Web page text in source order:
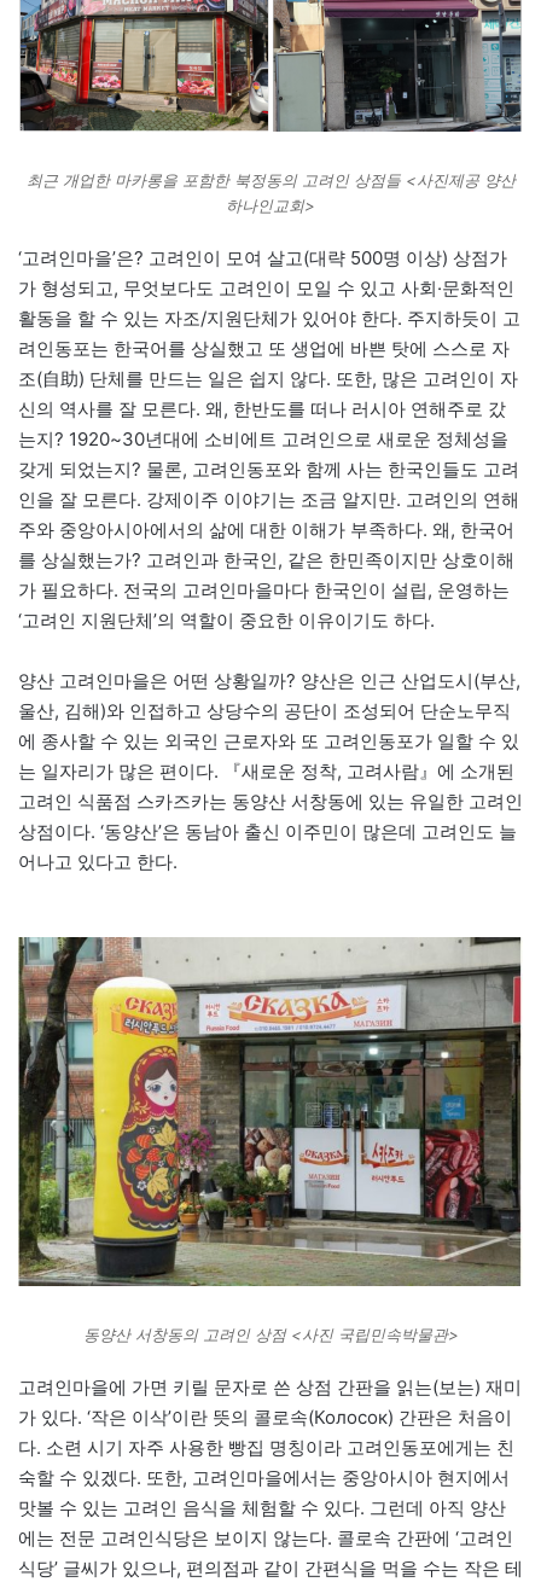
최근 개업한 마카롱을 포함한 북정동의 고려인 상점들 <사진제공 양산
하나인교회>
‘고려인마을’은? 고려인이 모여 살고(대략 500명 이상) 상점가
가 형성되고, 무엇보다도 고려인이 모일 수 있고 사회·문화적인
활동을 할 수 있는 자조/지원단체가 있어야 한다. 주지하듯이 고
려인동포는 한국어를 상실했고 또 생업에 바쁜 탓에 스스로 자
조(自助) 단체를 만드는 일은 쉽지 않다. 또한, 많은 고려인이 자
신의 역사를 잘 모른다. 왜, 한반도를 떠나 러시아 연해주로 갔
는지? 1920~30년대에 소비에트 고려인으로 새로운 정체성을
갖게 되었는지? 물론, 고려인동포와 함께 사는 한국인들도 고려
인을 잘 모른다. 강제이주 이야기는 조금 알지만. 고려인의 연해
주와 중앙아시아에서의 삶에 대한 이해가 부족하다. 왜, 한국어
를 상실했는가? 고려인과 한국인, 같은 한민족이지만 상호이해
가 필요하다. 전국의 고려인마을마다 한국인이 설립, 운영하는
‘고려인 지원단체’의 역할이 중요한 이유이기도 하다.
양산 고려인마을은 어떤 상황일까? 양산은 인근 산업도시(부산,
울산, 김해)와 인접하고 상당수의 공단이 조성되어 단순노무직
에 종사할 수 있는 외국인 근로자와 또 고려인동포가 일할 수 있
는 일자리가 많은 편이다. 『새로운 정착, 고려사람』에 소개된
고려인 식품점 스카즈카는 동양산 서창동에 있는 유일한 고려인
상점이다. ‘동양산’은 동남아 출신 이주민이 많은데 고려인도 늘
어나고 있다고 한다.
동양산 서창동의 고려인 상점 <사진 국립민속박물관>
고려인마을에 가면 키릴 문자로 쓴 상점 간판을 읽는(보는) 재미
가 있다. ‘작은 이삭’이란 뜻의 콜로속(Колосок) 간판은 처음이
다. 소련 시기 자주 사용한 빵집 명칭이라 고려인동포에게는 친
숙할 수 있겠다. 또한, 고려인마을에서는 중앙아시아 현지에서
맛볼 수 있는 고려인 음식을 체험할 수 있다. 그런데 아직 양산
에는 전문 고려인식당은 보이지 않는다. 콜로속 간판에 ‘고려인
식당’ 글씨가 있으나, 편의점과 같이 간편식을 먹을 수는 작은 테